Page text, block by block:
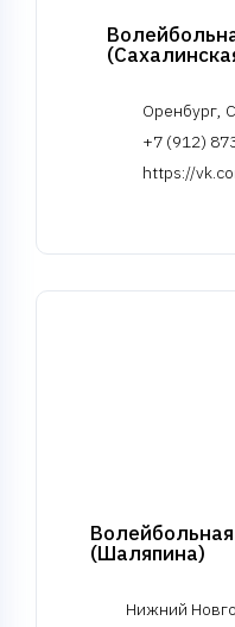
Оренбург,
+7 (912)
https://
(Шаляпина)
Нижний